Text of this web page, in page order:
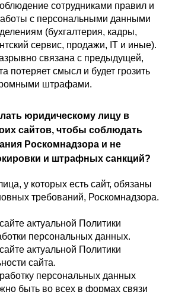
сотрудниками правил и
с персональными данными
(бухгалтерия, кадры,
сервис, продажи, IT и иные).
связана с предыдущей,
потеряет смысл и будет грозить
штрафами.
юридическому лицу в
сайтов, чтобы соблюдать
Роскомнадзора и не
и штрафных санкций?
у которых есть сайт, обязаны
требований, Роскомнадзора.
актуальной Политики
персональных данных.
актуальной Политики
сайта.
персональных данных
быть во всех в формах связи